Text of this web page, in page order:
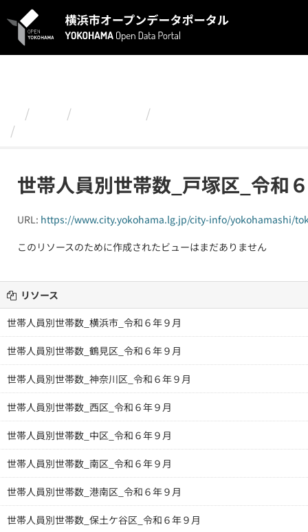
キ
世帯人員別世帯数_戸塚区_令和
URL: https://www.city.yokohama.lg.jp/city-info/yokohamashi/
このリソースのために作成されたビューはまだありません
リソース
世帯人員別世帯数_横浜市_令和６年９月
世帯人員別世帯数_鶴見区_令和６年９月
世帯人員別世帯数_神奈川区_令和６年９月
世帯人員別世帯数_西区_令和６年９月
世帯人員別世帯数_中区_令和６年９月
世帯人員別世帯数_南区_令和６年９月
世帯人員別世帯数_港南区_令和６年９月
世帯人員別世帯数_保土ケ谷区_令和６年９月